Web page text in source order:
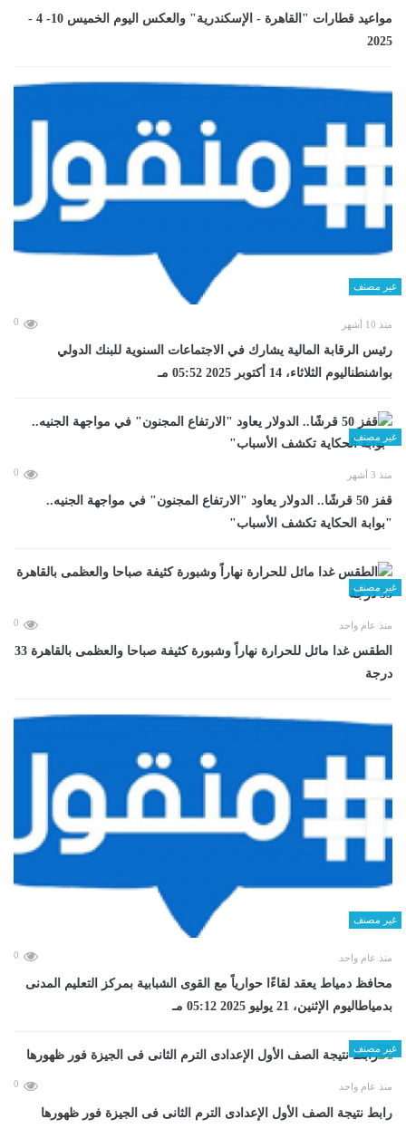
مواعيد قطارات "القاهرة - الإسكندرية" والعكس اليوم الخميس 10- 4 -
2025
غير مصنف
منذ 10 أشهر 0
رئيس الرقابة المالية يشارك في الاجتماعات السنوية للبنك الدولي
بواشنطناليوم الثلاثاء، 14 أكتوبر 2025 05:52 مـ
غير مصنف
منذ 3 أشهر 0
قفز 50 قرشًا.. الدولار يعاود "الارتفاع المجنون" في مواجهة الجنيه..
"بوابة الحكاية تكشف الأسباب"
غير مصنف
منذ عام واحد 0
الطقس غدا مائل للحرارة نهاراً وشبورة كثيفة صباحا والعظمى بالقاهرة 33
درجة
غير مصنف
منذ عام واحد 0
محافظ دمياط يعقد لقاءًا حوارياً مع القوى الشبابية بمركز التعليم المدنى
بدمياطاليوم الإثنين، 21 يوليو 2025 05:12 مـ
غير مصنف
منذ عام واحد 0
رابط نتيجة الصف الأول الإعدادى الترم الثانى فى الجيزة فور ظهورها